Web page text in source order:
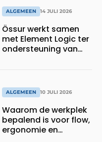
ALGEMEEN 14 JULI 2026
Össur werkt samen
met Element Logic ter
ondersteuning van
ALGEMEEN 10 JULI 2026
Waarom de werkplek
bepalend is voor flow,
ergonomie en